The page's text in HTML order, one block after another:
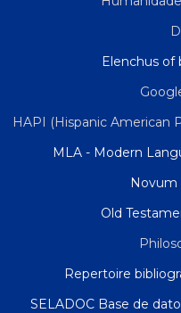
Elenchus of
HAPI (Hispanic American
MLA - Modern
Old
Repertoire
SELADOC Base de